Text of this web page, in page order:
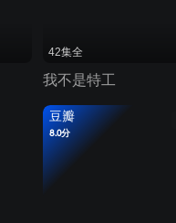
42集全
我不是特工
豆瓣
8.0分